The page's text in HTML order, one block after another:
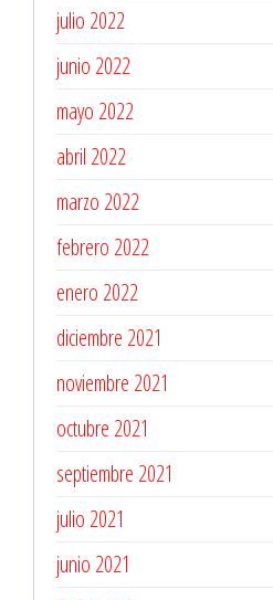
julio 2022
junio 2022
mayo 2022
abril 2022
marzo 2022
febrero 2022
enero 2022
diciembre 2021
noviembre 2021
octubre 2021
septiembre 2021
julio 2021
junio 2021